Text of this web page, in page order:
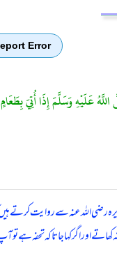
Error
عَلَيْهِ وَسَلَّمَ إِذَا أُتِيَ
رضی اللہ عنہ سے روایت کرتے
کھاتے اور اگر کہا جاتا کہ تحفہ ہے تو